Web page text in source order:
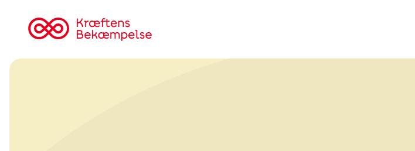
Tilbage
Kræftens